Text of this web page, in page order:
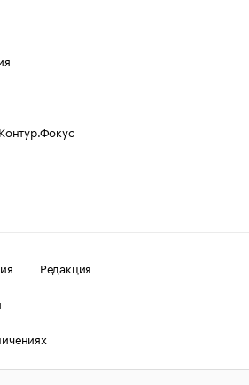
Редакция
О соблюдении авторских прав